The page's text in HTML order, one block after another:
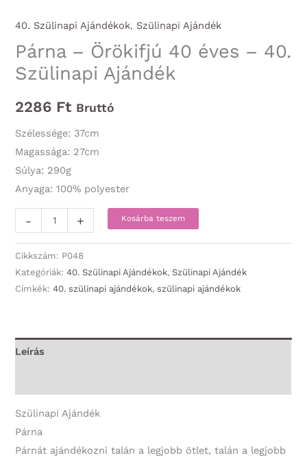
40. Szülinapi Ajándékok, Szülinapi Ajándék
Párna – Örökifjú 40 éves – 40.
Szülinapi Ajándék
2286 Ft Bruttó
Szélessége: 37cm
Magassága: 27cm
Súlya: 290g
Anyaga: 100% polyester
-
-
Örökifjú
40
éves
Szülinapi
+ Kosárba teszem
Cikkszám: P048
Kategóriák:40. Szülinapi Ajándékok,Szülinapi Ajándék
Címkék:40. szülinapi ajándékok,szülinapi ajándékok
Leírás
Szülinapi Ajándék
Párna
Párnát ajándékozni talán a legjobb ötlet, talán a legjobb